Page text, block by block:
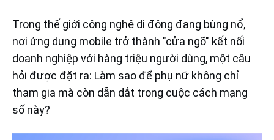
Trong thế giới công nghệ di động đang bùng nổ,
nơi ứng dụng mobile trở thành "cửa ngõ" kết nối
doanh nghiệp với hàng triệu người dùng, một câu
hỏi được đặt ra: Làm sao để phụ nữ không chỉ
tham gia mà còn dẫn dắt trong cuộc cách mạng
số này?